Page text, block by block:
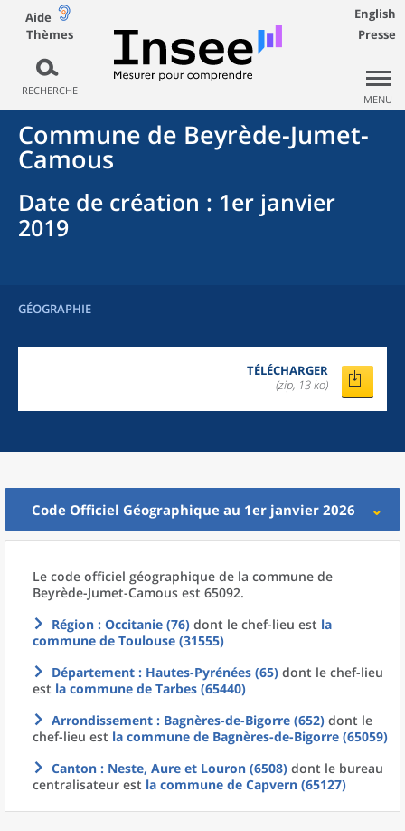
Aide
Thèmes
RECHERCHE
English
Presse
MENU
Commune de Beyrède-Jumet-
Camous
Date de création : 1er janvier
2019
GÉOGRAPHIE
TÉLÉCHARGER
(zip, 13 ko)
Code Officiel Géographique au 1er janvier 2026
Le code officiel géographique de la commune de
Beyrède-Jumet-Camous est 65092.
Région : Occitanie (76) dont le chef-lieu est la
commune de Toulouse (31555)
Département : Hautes-Pyrénées (65) dont le chef-lieu
est la commune de Tarbes (65440)
Arrondissement : Bagnères-de-Bigorre (652) dont le
chef-lieu est la commune de Bagnères-de-Bigorre (65059)
Canton : Neste, Aure et Louron (6508) dont le bureau
centralisateur est la commune de Capvern (65127)